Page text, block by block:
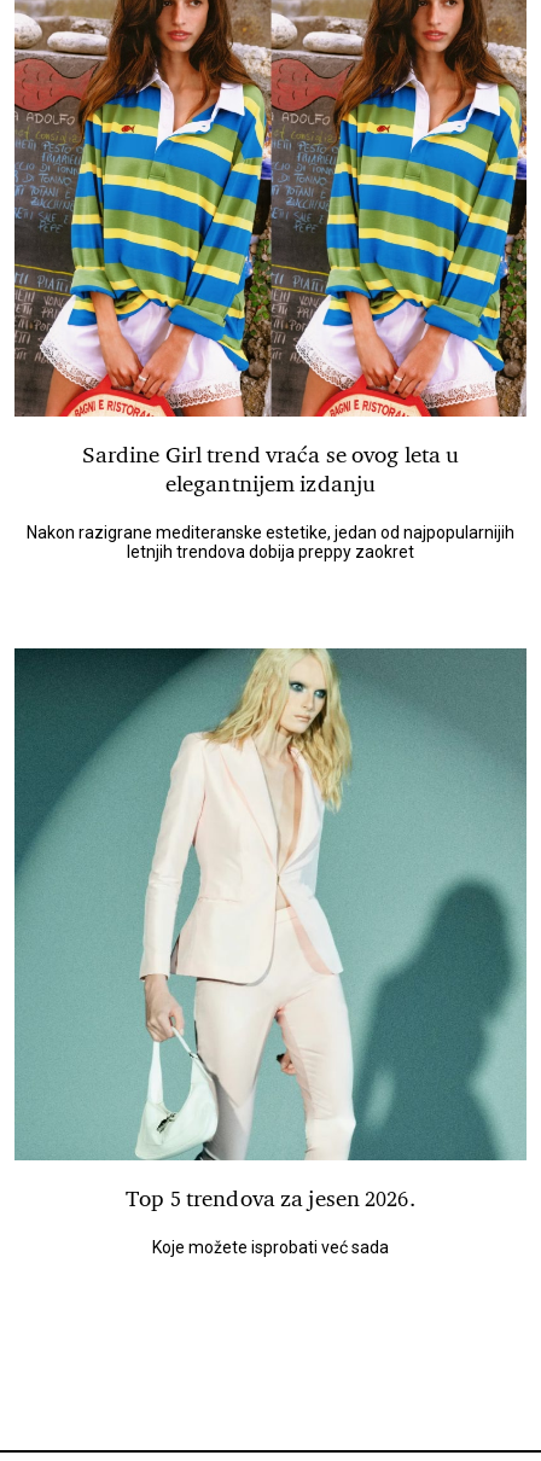
Sardine Girl trend vraća se ovog leta u
elegantnijem izdanju
Nakon razigrane mediteranske estetike, jedan od najpopularnijih
letnjih trendova dobija preppy zaokret
Top 5 trendova za jesen 2026.
Koje možete isprobati već sada